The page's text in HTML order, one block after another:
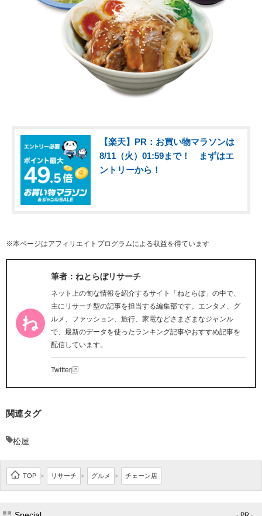
【楽天】PR：お買い物マラソンは
8/11（火）01:59まで！ まずはエ
ントリーから！
※本ページはアフィリエイトプログラムによる収益を得ています
筆者：ねとらぼリサーチ
ネット上の旬な情報を紹介するサイト「ねとらぼ」の中で、
主にリサーチ型の記事を担当する編集部です。エンタメ、グ
ルメ、ファッション、旅行、家電などさまざまなジャンル
で、最新のデータを使ったランキング記事やおすすめ記事を
配信しています。
Twitter
関連タグ
松屋
TOP > リサーチ > グルメ > チェーン店